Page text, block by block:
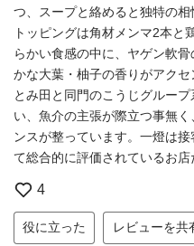
つ、スープと絡めると独特の
トッピングは角材メンマ2本と
らかい食感の中に、ヤゲン軟
かな大葉・柚子の香りがアクセ
とみ田と同門のこうじグルー
い、魚介の主張が際立つ事無
ンスが整っています。一燈は
て総合的に評価されているお店
4
役に立った レビューを共